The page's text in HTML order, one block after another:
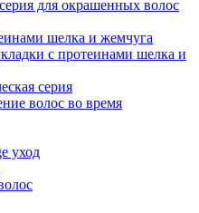
для окрашенных волос
шелка и жемчуга
с протеинами шелка и
серия
волос во время
уход